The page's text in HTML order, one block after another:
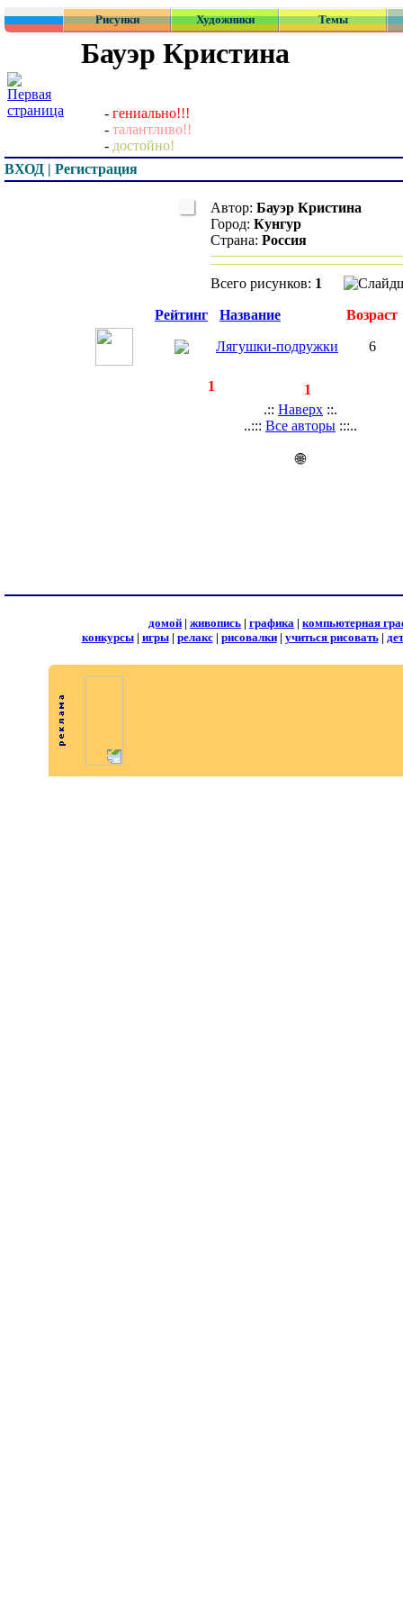
Рисунки Художники Темы
Бауэр Кристина
- гениально!!!
- талантливо!!
- достойно!
ВХОД | Регистрация
Автор: Бауэр Кристина
Город: Кунгур
Страна: Россия
Всего рисунков: 1
Рейтинг Название Возраст
Лягушки-подружки 6
1
1
.:: Наверх ::.
..::: Все авторы :::..
🌐
домой | живопись | графика | компьютерная
конкурсы| игры| релакс| рисовалки| учиться рисовать|